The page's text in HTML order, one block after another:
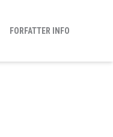
FORFATTER INFO